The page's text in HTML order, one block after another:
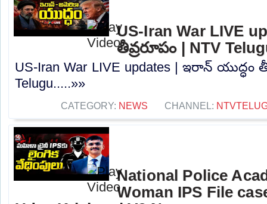
US-Iran War LIVE
తీవ్రరూపం | NTV
US-Iran War LIVE updates | ఇరాన్ యుద్ధం
Telugu.....»»
CATEGORY: NEWS CHANNEL:
National Police
Woman IPS File